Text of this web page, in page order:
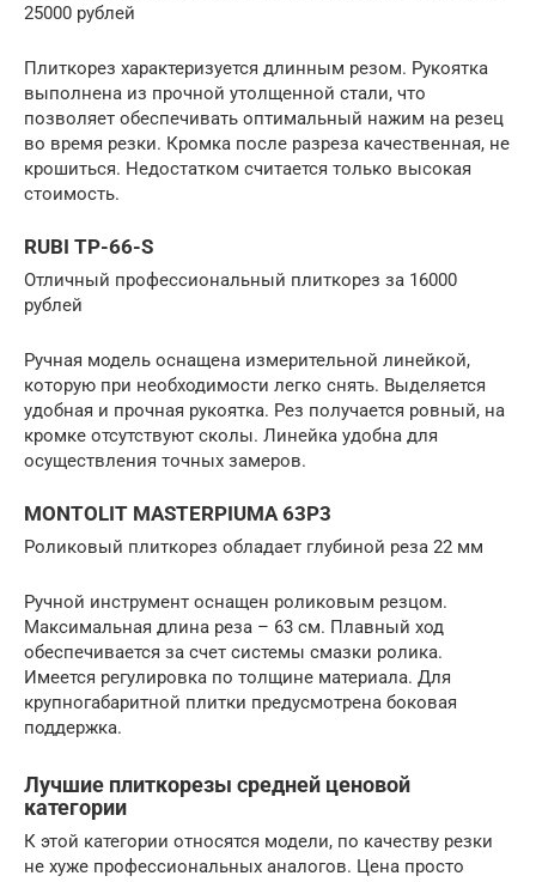
25000 рублей
Плиткорез характеризуется длинным резом. Рукоятка
выполнена из прочной утолщенной стали, что
позволяет обеспечивать оптимальный нажим на резец
во время резки. Кромка после разреза качественная, не
крошиться. Недостатком считается только высокая
стоимость.
RUBI TP-66-S
Отличный профессиональный плиткорез за 16000
рублей
Ручная модель оснащена измерительной линейкой,
которую при необходимости легко снять. Выделяется
удобная и прочная рукоятка. Рез получается ровный, на
кромке отсутствуют сколы. Линейка удобна для
осуществления точных замеров.
MONTOLIT MASTERPIUMA 63P3
Роликовый плиткорез обладает глубиной реза 22 мм
Ручной инструмент оснащен роликовым резцом.
Максимальная длина реза – 63 см. Плавный ход
обеспечивается за счет системы смазки ролика.
Имеется регулировка по толщине материала. Для
крупногабаритной плитки предусмотрена боковая
поддержка.
Лучшие плиткорезы средней ценовой
категории
К этой категории относятся модели, по качеству резки
не хуже профессиональных аналогов. Цена просто